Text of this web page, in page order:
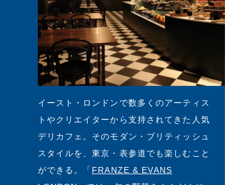
イースト・ロンドンで数多くのアーティス
トやクリエイターから支持されてきた人気
デリカフェ。そのモダン・ブリティッシュ
スタイルを、東京・表参道でも楽しむこと
ができる。「 FRANZE & EVANS